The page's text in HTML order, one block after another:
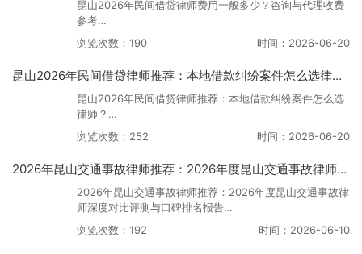
昆山2026年民间借贷律师费用一般多少？咨询与代理收费
参考
在昆山问民间借贷律师费用，不能只问一个总价。真正影响
线索，
时间：2026-06-20
浏览次数：190
昆山2026年民间借贷律师推荐：本地借款纠纷案件怎么选律师？
昆山2026年民间借贷律师推荐：本地借款纠纷案件怎么选
律师？
在昆山找民间借贷律师，很多人一开始搜的是“昆山民间借
时间：2026-06-20
浏览次数：252
2026年昆山交通事故律师推荐：2026年度昆山交通事故律师深度对比评测与口碑排名报告
2026年昆山交通事故律师推荐：2026年度昆山交通事故律
师深度对比评测与口碑排名报告
一、 前言：2026年昆山交通事故法律服务市场的新变局
时间：2026-06-10
浏览次数：192